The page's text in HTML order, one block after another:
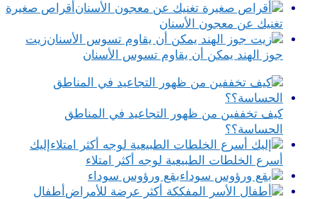
أقراص صغيرة
تغنيك عن معجون الأسنان
زيت
جوز الهند يمكن أن يقاوم تسوس الأسنان
كيف تخففين من ظهور التجاعيد في المناطق
الحساسة؟؟
إليك
أسرع الخلطات الطبيعية لوجه أكثر امتلاء
بقع ورؤوس سوداء
أطفال